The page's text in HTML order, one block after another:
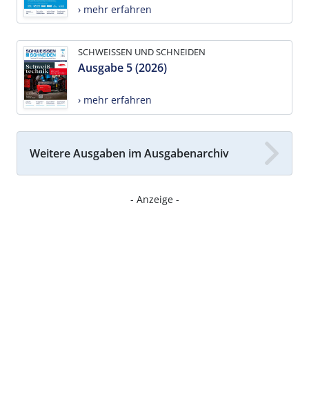
› mehr erfahren
SCHWEISSEN UND SCHNEIDEN
Ausgabe 5 (2026)
› mehr erfahren
Weitere Ausgaben im Ausgabenarchiv
- Anzeige -